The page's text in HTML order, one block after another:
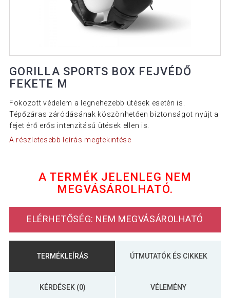
GORILLA SPORTS BOX FEJVÉDŐ
FEKETE M
Fokozott védelem a legnehezebb ütések esetén is.
Tépőzáras záródásának köszönhetően biztonságot nyújt a
fejet érő erős intenzitású ütések ellen is.
A részletesebb leírás megtekintése
A TERMÉK JELENLEG NEM
MEGVÁSÁROLHATÓ.
ELÉRHETŐSÉG: NEM MEGVÁSÁROLHATÓ
TERMÉKLEÍRÁS ÚTMUTATÓK ÉS CIKKEK
KÉRDÉSEK (0) VÉLEMÉNY